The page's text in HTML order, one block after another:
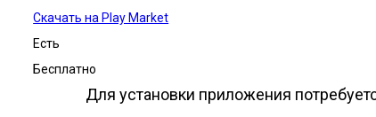
Скачать на Play Market
Есть
Бесплатно
Для установки приложения